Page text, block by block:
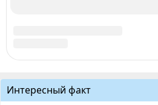
Интересный факт